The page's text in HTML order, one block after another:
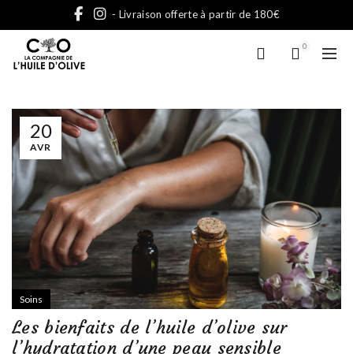
- Livraison offerte à partir de 180€
0
20
AVR
Soins
Les bienfaits de l’huile d’olive sur
l’hydratation d’une peau sensible